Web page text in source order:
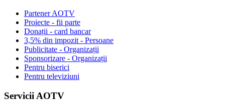
Partener AOTV
Proiecte - fii parte
Donații - card bancar
3,5% din impozit - Persoane
Publicitate - Organizații
Sponsorizare - Organizații
Pentru biserici
Pentru televiziuni
Servicii AOTV